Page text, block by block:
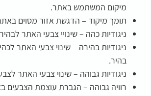
מיקום המשתמש באתר.
תומך מיקוד – הדגשת אזור מסוים
ניגודיות כהה – שינויי צבעי האתר
ניגודיות בהירה – שינוי צבעי האתר
בהיר.
ניגודיות גבוהה – שינוי צבעי האתר
רוויה גבוהה – הגברת עוצמת הצבעים